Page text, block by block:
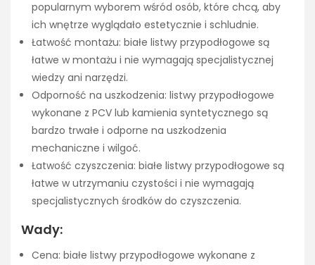
popularnym wyborem wśród osób, które chcą, aby
ich wnętrze wyglądało estetycznie i schludnie.
Łatwość montażu: białe listwy przypodłogowe są
łatwe w montażu i nie wymagają specjalistycznej
wiedzy ani narzędzi.
Odporność na uszkodzenia: listwy przypodłogowe
wykonane z PCV lub kamienia syntetycznego są
bardzo trwałe i odporne na uszkodzenia
mechaniczne i wilgoć.
Łatwość czyszczenia: białe listwy przypodłogowe są
łatwe w utrzymaniu czystości i nie wymagają
specjalistycznych środków do czyszczenia.
Wady:
Cena: białe listwy przypodłogowe wykonane z